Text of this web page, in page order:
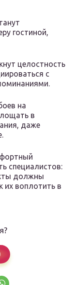
гостиной,
целостность
с
на
в
даже
специалистов:
должны
их воплотить в